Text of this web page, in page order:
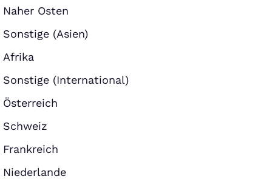
Naher Osten
Sonstige (Asien)
Afrika
Sonstige (International)
Österreich
Schweiz
Frankreich
Niederlande